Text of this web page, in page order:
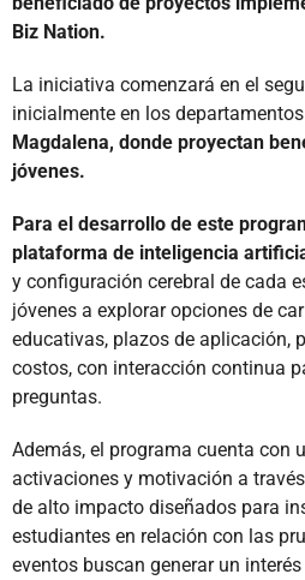
Biz Nation.
La iniciativa comenzará en el
inicialmente en los
Magdalena, donde proyectan
jóvenes.
Para el desarrollo de este
plataforma de inteligencia
y configuración cerebral de cada
jóvenes a explorar opciones de
educativas, plazos de aplicación,
costos, con interacción continua
preguntas.
Además, el programa cuenta con
activaciones y motivación a
de alto impacto diseñados para
estudiantes en relación con las
eventos buscan generar un